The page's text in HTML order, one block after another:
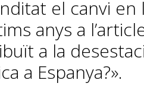
el canvi en
anys a
a la
a Espanya?».